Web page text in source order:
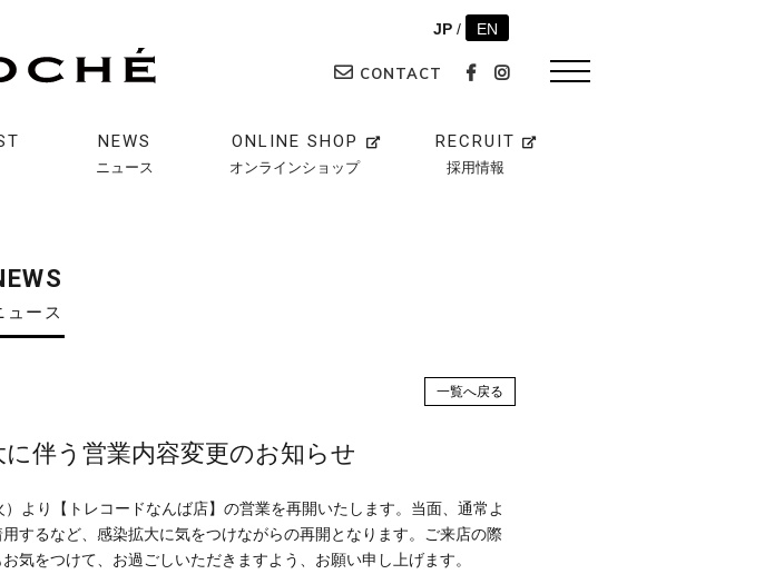
JP / EN
CONTACT
NEWS
ニュース
ONLINE SHOP
オンラインショップ
RECRUIT
採用情報
ュース
一覧へ戻る
伴う営業内容変更のお知らせ
より【トレコードなんば店】の営業を再開いたします。当面、通常よ
するなど、感染拡大に気をつけながらの再開となります。ご来店の際
気をつけて、お過ごしいただきますよう、お願い申し上げます。